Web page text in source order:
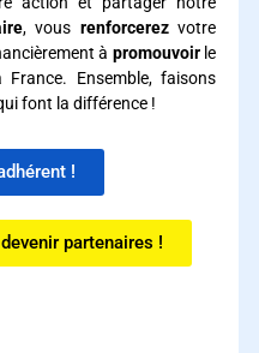
, vous renforcerezvotre
à promouvoir le
France. Ensemble, faisons
font la différence !
!
partenaires !